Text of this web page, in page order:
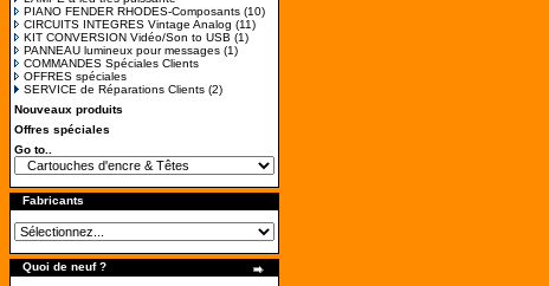
PIANO FENDER RHODES-Composants (10)
CIRCUITS INTEGRES Vintage Analog (11)
KIT CONVERSION Vidéo/Son to USB (1)
PANNEAU lumineux pour messages (1)
COMMANDES Spéciales Clients
OFFRES spéciales
SERVICE de Réparations Clients (2)
Nouveaux produits
Offres spéciales
Go to..
Fabricants
Quoi de neuf ?